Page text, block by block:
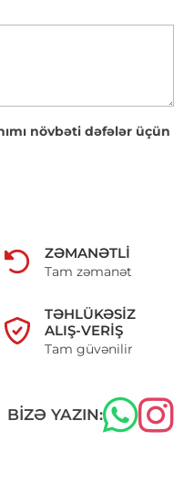
növbəti dəfələr üçün
ZƏMANƏTLI
Tam zəmanət
TƏHLÜKƏSIZ
ALIŞ-VERIŞ
Tam güvənilir
BIZƏ YAZIN: